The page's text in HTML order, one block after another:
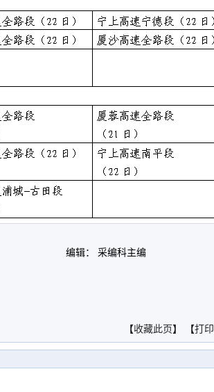
编辑： 采编科主编
【收藏此页 】 【打印